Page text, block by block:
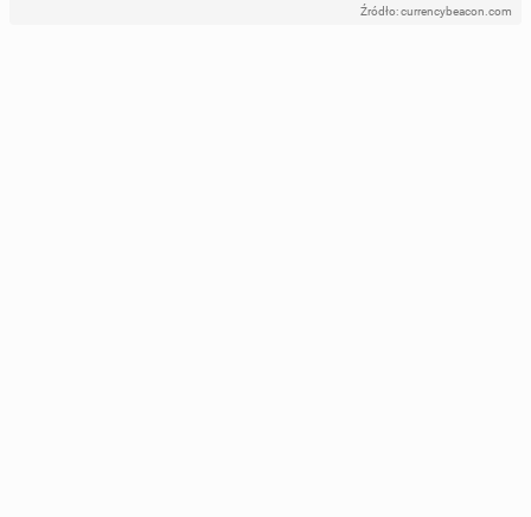
Źródło: currencybeacon.com